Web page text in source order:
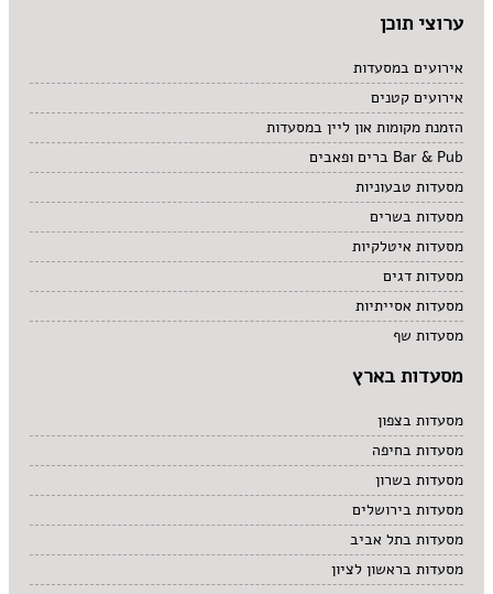
ערוצי תוכן
אירועים במסעדות
אירועים קטנים
הזמנת מקומות און ליין במסעדות
Bar & Pub ברים ופאבים
מסעדות טבעוניות
מסעדות בשרים
מסעדות איטלקיות
מסעדות דגים
מסעדות אסייתיות
מסעדות שף
מסעדות בארץ
מסעדות בצפון
מסעדות בחיפה
מסעדות בשרון
מסעדות בירושלים
מסעדות בתל אביב
מסעדות בראשון לציון